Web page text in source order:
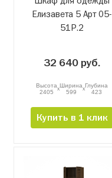
Елизавета 5 Арт 05-
51Р.2
32 640 руб.
Высота
2405
xШирина
599
xГлубина
423
Купить в 1 клик